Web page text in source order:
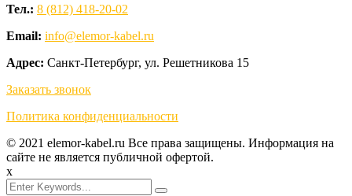
Тел.: 8 (812) 418-20-02
Email: info@elemor-kabel.ru
Адрес: Санкт-Петербург, ул. Решетникова 15
Заказать звонок
Политика конфиденциальности
© 2021 elemor-kabel.ru Все права защищены. Информация на
сайте не является публичной офертой.
x